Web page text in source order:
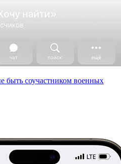
быть соучастником военных